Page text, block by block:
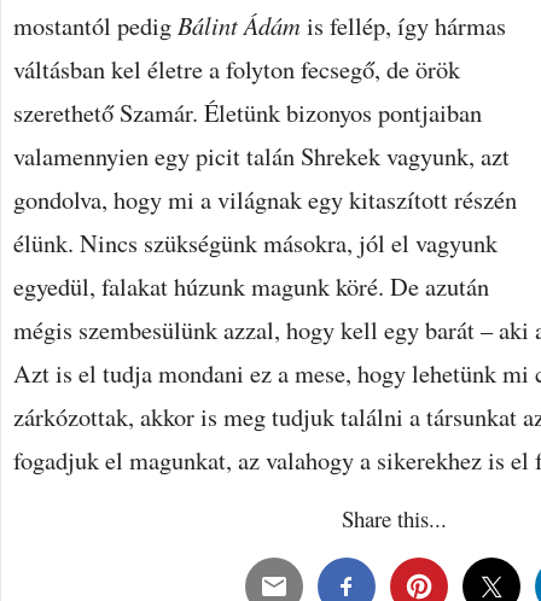
mostantól pedigBálint Ádámis fellép, így hármas
váltásban kel életre a folyton fecsegő, de örök
szerethető Szamár. Életünk bizonyos pontjaiban
valamennyien egy picit talán Shrekek vagyunk, azt
gondolva, hogy mi a világnak egy kitaszított részén
élünk. Nincs szükségünk másokra, jól el vagyunk
egyedül, falakat húzunk magunk köré. De azután
mégis szembesülünk azzal, hogy kell egy barát – aki
Azt is el tudja mondani ez a mese, hogy lehetünk mi
zárkózottak, akkor is meg tudjuk találni a társunkat
fogadjuk el magunkat, az valahogy a sikerekhez is
Share this...